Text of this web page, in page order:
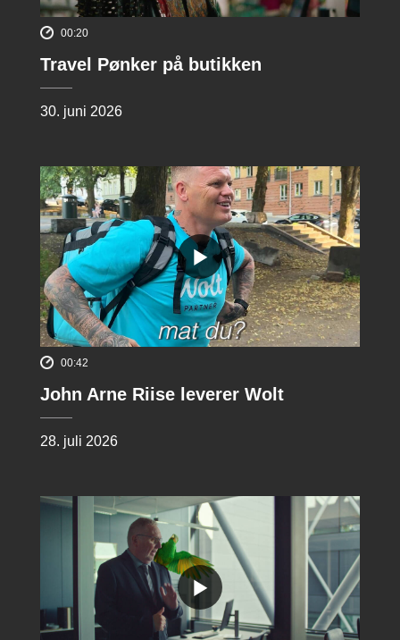
00:20
Travel Pønker på butikken
30. juni 2026
00:42
John Arne Riise leverer Wolt
28. juli 2026